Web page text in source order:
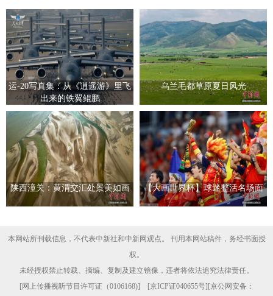
运-20写真集：从《逍遥游》里飞
出来的铁翼鲲鹏
乌兰毛都草原夏日风光
陕西潼关：黄渭交汇处景美如画 【大画世界杯】球迷整活名场面
本网站所刊载信息，不代表中新社和中新网观点。 刊用本网站稿件，务经书面授
权。
未经授权禁止转载、摘编、复制及建立镜像，违者将依法追究法律责任。
[网上传播视听节目许可证（0106168)] [京ICP证040655号][京公网安备：